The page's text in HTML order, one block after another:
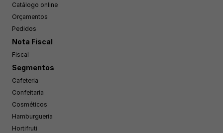
Catálogo online
Orçamentos
Pedidos
Nota Fiscal
Fiscal
Segmentos
Cafeteria
Confeitaria
Cosméticos
Hamburgueria
Hortifruti